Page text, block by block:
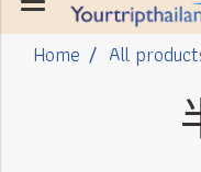
Home All